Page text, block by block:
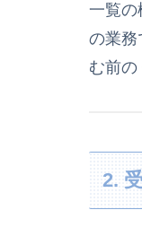
一覧の
の業務
む前の
2.